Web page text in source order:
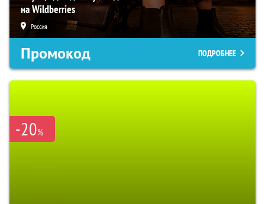
на Wildberries
Россия
Промокод ПОДРОБНЕЕ
-20%